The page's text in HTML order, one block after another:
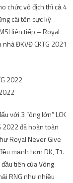
chức vô địch thì cả 4
cái tên cực kỳ
liên tiếp – Royal
ĐKVĐ CKTG 2021
với 3 “ông lớn” LCK
2022 đã hoàn toàn
Royal Never Give
mạnh hơn DK, T1.
tiên của Vòng
RNG như nhiều